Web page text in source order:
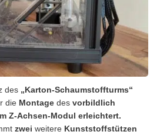
des „Karton-Schaumstoffturms“
die Montage des vorbildlich
Z-Achsen-Modul erleichtert.
zwei weitere Kunststoffstützen